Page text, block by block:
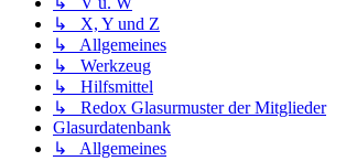
↳ X, Y und Z
↳ Allgemeines
↳ Werkzeug
↳ Hilfsmittel
↳ Redox Glasurmuster der Mitglieder
Glasurdatenbank
↳ Allgemeines